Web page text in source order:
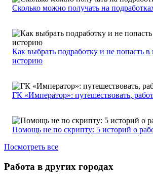
Сколько можно получать на
Как выбрать подработку и не попасть
историю
ГК «Император»: путешествовать,
Помощь не по скрипту: 5 историй о
Посмотреть все
Работа в других городах